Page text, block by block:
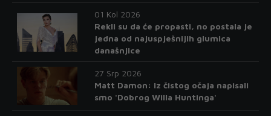
01 Kol 2026
Rekli su da će propasti, no postala je
jedna od najuspješnijih glumica
današnjice
27 Srp 2026
Matt Damon: Iz čistog očaja napisali
smo 'Dobrog Willa Huntinga'